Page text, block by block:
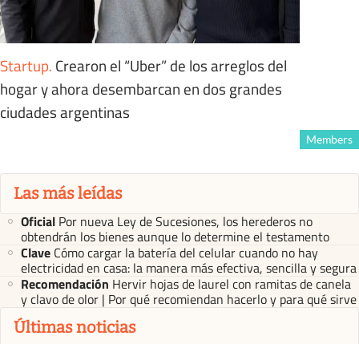
Startup. Crearon el “Uber” de los arreglos del
hogar y ahora desembarcan en dos grandes
ciudades argentinas
Members
Las más leídas
Oficial Por nueva Ley de Sucesiones, los herederos no
obtendrán los bienes aunque lo determine el testamento
Clave Cómo cargar la batería del celular cuando no hay
electricidad en casa: la manera más efectiva, sencilla y segura
Recomendación Hervir hojas de laurel con ramitas de canela
y clavo de olor | Por qué recomiendan hacerlo y para qué sirve
Últimas noticias